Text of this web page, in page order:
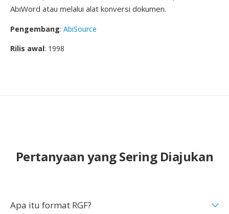
AbiWord atau melalui alat konversi dokumen.
Pengembang: AbiSource
Rilis awal: 1998
Pertanyaan yang Sering Diajukan
Apa itu format RGF?